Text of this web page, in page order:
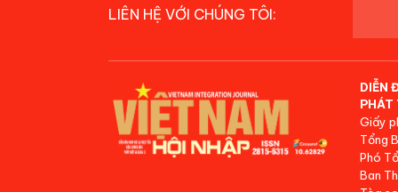
LIÊN HỆ VỚI CHÚNG TÔI:
DIỄN
PHÁT
Giấy
Tổng
Phó
Ban